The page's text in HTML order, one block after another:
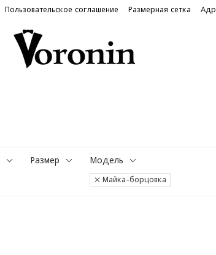
Пользовательское соглашение Размерная сетка
Размер Модель
Майка-борцовка